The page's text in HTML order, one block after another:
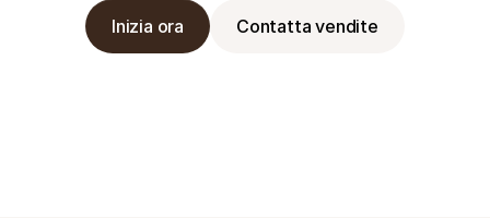
Inizia ora Contatta venditela conversione